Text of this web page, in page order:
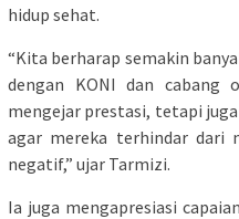
hidup sehat.
“Kita berharap semakin
dengan KONI dan cabang
mengejar prestasi, tetapi
agar mereka terhindar dari
negatif,” ujar Tarmizi.
Ia juga mengapresiasi